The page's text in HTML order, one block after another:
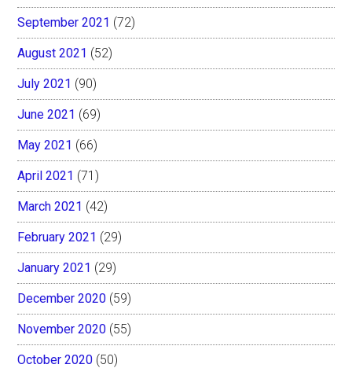
September 2021 (72)
August 2021 (52)
July 2021 (90)
June 2021 (69)
May 2021 (66)
April 2021 (71)
March 2021 (42)
February 2021 (29)
January 2021 (29)
December 2020 (59)
November 2020 (55)
October 2020 (50)